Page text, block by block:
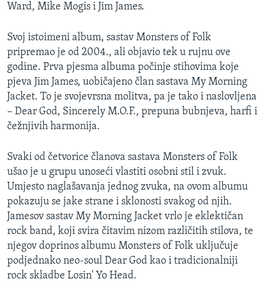
ŽENSKA STRANA
MAGAZIN
O GLASU AMERIKE
Learning English
PRATITE NAS
Jezici
Ward, Mike Mogis i Jim James.
Svoj istoimeni album, sastav Monsters of Folk
pripremao je od 2004., ali objavio tek u rujnu ove
godine. Prva pjesma albuma počinje stihovima koje
pjeva Jim James, uobičajeno član sastava My Morning
Jacket. To je svojevrsna molitva, pa je tako i naslovljena
– Dear God, Sincerely M.O.F., prepuna bubnjeva, harfi i
čežnjivih harmonija.
Svaki od četvorice članova sastava Monsters of Folk
ušao je u grupu unoseći vlastiti osobni stil i zvuk.
Umjesto naglašavanja jednog zvuka, na ovom albumu
pokazuju se jake strane i sklonosti svakog od njih.
Jamesov sastav My Morning Jacket vrlo je eklektičan
rock band, koji svira čitavim nizom različitih stilova, te
njegov doprinos albumu Monsters of Folk uključuje
podjednako neo-soul Dear God kao i tradicionalniji
rock skladbe Losin' Yo Head.